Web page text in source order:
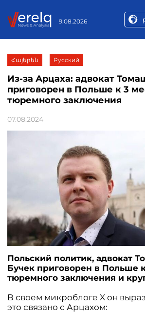
9.08.2026
Հայերեն Русский
Из-за Арцаха: адвокат
приговорен в Польше к 3
тюремного заключения
07.08.2024
Польский политик, адвокат
Бучек приговорен в Польше
тюремного заключения и
В своем микроблоге X он
это связано с Арцахом: